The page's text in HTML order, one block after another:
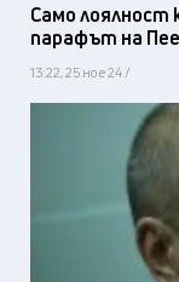
Само лоялност
парафът на
13:22, 25 ное 24 /